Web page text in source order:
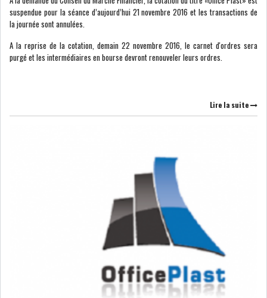
MICHKET SLAMA KHALDI
REMPLACE SIHEM BOUG...
RSS
MAURITANIE
MAURITANIE : MATTEL LANCE
SA SOLUTION DE...
ATTIJARIWAFA BANK : LA
suspendue pour la séance d’aujourd’hui 21 novembre 2016 et les transactions de
la journée sont annulées.
A la reprise de la cotation, demain 22 novembre 2016, le carnet d'ordres sera
purgé et les intermédiaires en bourse devront renouveler leurs ordres.
Lire la suite